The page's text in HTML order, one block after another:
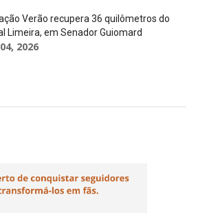
Verão recupera 36 quilômetros do
Limeira, em Senador Guiomard
2026